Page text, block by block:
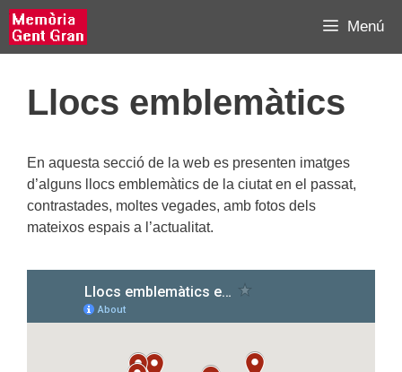
Vés
contingut
Menú
Llocs emblemàtics
En aquesta secció de la web es presenten imatges
d’alguns llocs emblemàtics de la ciutat en el passat,
contrastades, moltes vegades, amb fotos dels
mateixos espais a l’actualitat.